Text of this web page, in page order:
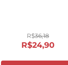
R$36,18
R$24,90